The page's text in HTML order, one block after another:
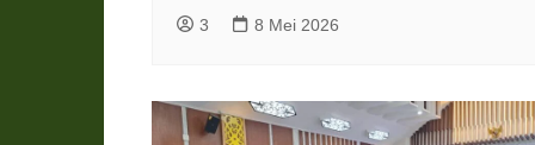
3 8 Mei 2026